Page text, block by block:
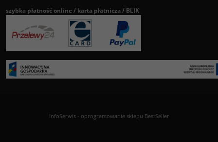
szybka płatność online / karta płatnicza / BLIK
InfoSerwis- oprogramowanie sklepu BestSeller